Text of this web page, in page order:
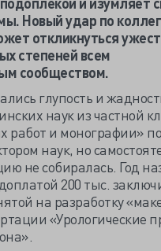
Новый удар по
откликнуться
степеней всем
сообществом.
глупость и
наук из частной
работ и монографии»
наук, но
не собиралась. Год
200 тыс.
на разработку
«Урологические